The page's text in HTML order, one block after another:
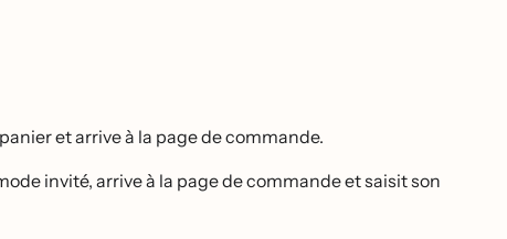
et arrive à la page de commande.
invité, arrive à la page de commande et saisit son